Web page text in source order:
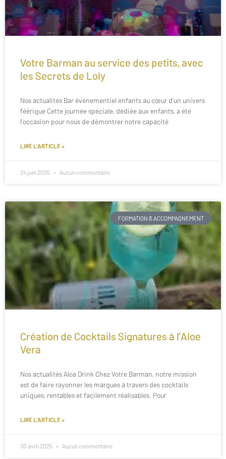
Votre Barman au service des petits, avec
les Secrets de Loly
Nos actualités Bar événementiel enfants au cœur d’un univers
féérique Cette journée spéciale, dédiée aux enfants, a été
l’occasion pour nous de démontrer notre capacité
LIRE L'ARTICLE »
24 juin 2025 Aucun commentaire
FORMATION & ACCOMPAGNEMENT
Création de Cocktails Signatures à l’Aloe
Vera
Nos actualités Aloa Drink Chez Votre Barman, notre mission
est de faire rayonner les marques à travers des cocktails
uniques, rentables et facilement réalisables. Pour
LIRE L'ARTICLE »
30 avril 2025 Aucun commentaire